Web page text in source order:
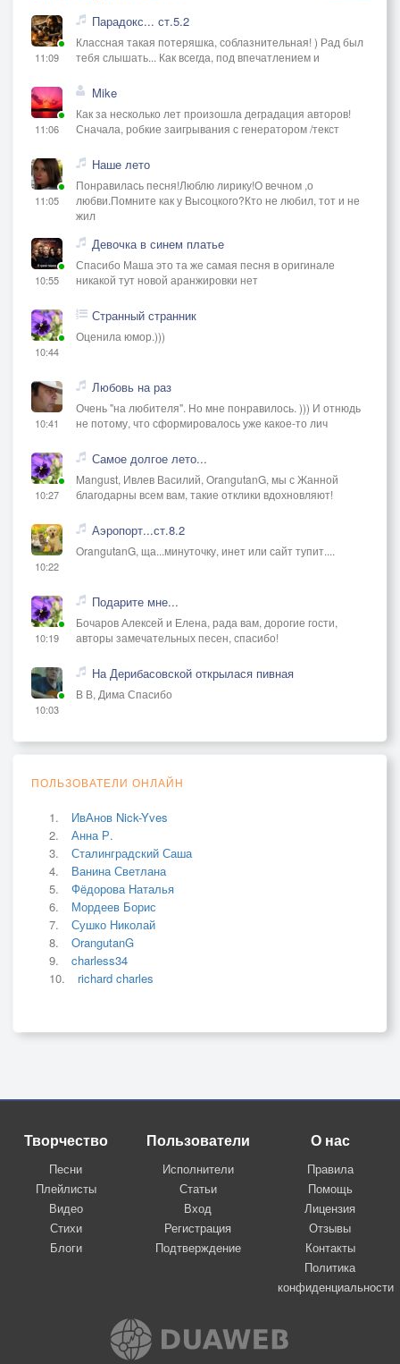
11:09
Парадокс... ст.5.2
Классная такая потеряшка, соблазнительная! ) Рад был
тебя слышать... Как всегда, под впечатлением и
11:06
Mike
Как за несколько лет произошла деградация авторов!
Сначала, робкие заигрывания с генератором /текст
11:05
Наше лето
Понравилась песня!Люблю лирику!О вечном ,о
любви.Помните как у Высоцкого?Кто не любил, тот и не
жил
10:55
Девочка в синем платье
Спасибо Маша это та же самая песня в оригинале
никакой тут новой аранжировки нет
10:44
Странный странник
Оценила юмор.)))
10:41
Любовь на раз
Очень "на любителя". Но мне понравилось. ))) И отнюдь
не потому, что сформировалось уже какое-то лич
10:27
Самое долгое лето...
Mangust, Ивлев Василий, OrangutanG, мы с Жанной
благодарны всем вам, такие отклики вдохновляют!
10:22
Аэропорт...ст.8.2
OrangutanG, ща...минуточку, инет или сайт тупит....
10:19
Подарите мне...
Бочаров Алексей и Елена, рада вам, дорогие гости,
авторы замечательных песен, спасибо!
10:03
На Дерибасовской открылася пивная
В В, Дима Спасибо
ПОЛЬЗОВАТЕЛИ ОНЛАЙН
ИвАнов Nick-Yves
Анна Р.
Сталинградский Саша
Ванина Светлана
Фёдорова Наталья
Мордеев Борис
Сушко Николай
OrangutanG
charless34
richard charles
Творчество
Песни
Плейлисты
Видео
Стихи
Блоги
Пользователи
Исполнители
Статьи
Вход
Регистрация
Подтверждение
О нас
Правила
Помощь
Лицензия
Отзывы
Контакты
Политика
конфиденциальности